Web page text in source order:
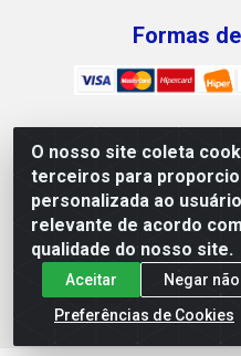
O nosso site coleta
terceiros para
personalizada ao
relevante de acordo
qualidade do nosso site.
Aceitar
Negar
Preferências de Cookies
Formas
Mix Alimentos LTDA -
02, S/N - Plano Diretor
CNPJ